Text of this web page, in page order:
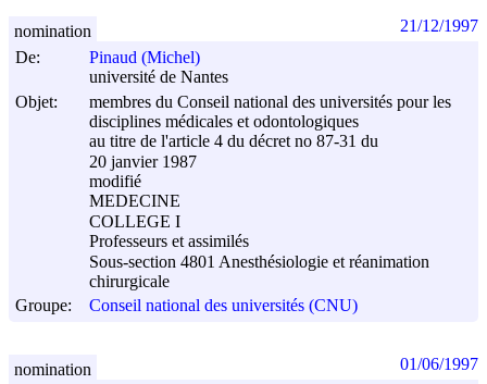
De:
Pinaud (Michel)
université de Nantes
Objet:
membres du Conseil national des universités pour les
disciplines médicales et odontologiques
au titre de l'article 4 du décret no 87-31 du
20 janvier 1987
modifié
MEDECINE
COLLEGE I
Professeurs et assimilés
Sous-section 4801 Anesthésiologie et réanimation
chirurgicale
Groupe:
Conseil national des universités (CNU)
nomination 21/12/1997
nomination 01/06/1997